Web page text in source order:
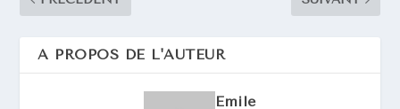
A PROPOS DE L'AUTEUR
Emile